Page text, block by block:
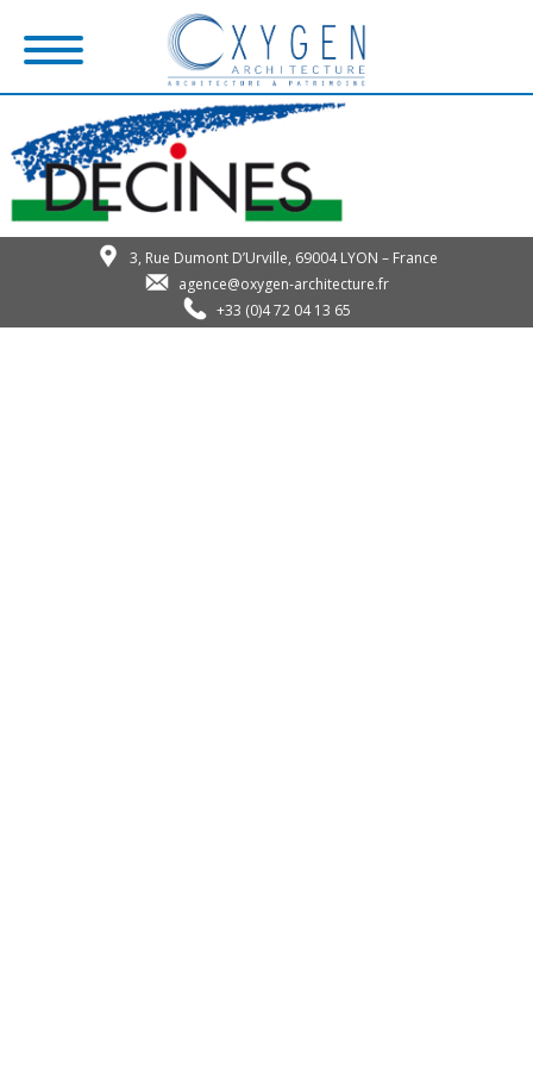
3, Rue Dumont D’Urville, 69004 LYON – France
agence@oxygen-architecture.fr
+33 (0)4 72 04 13 65